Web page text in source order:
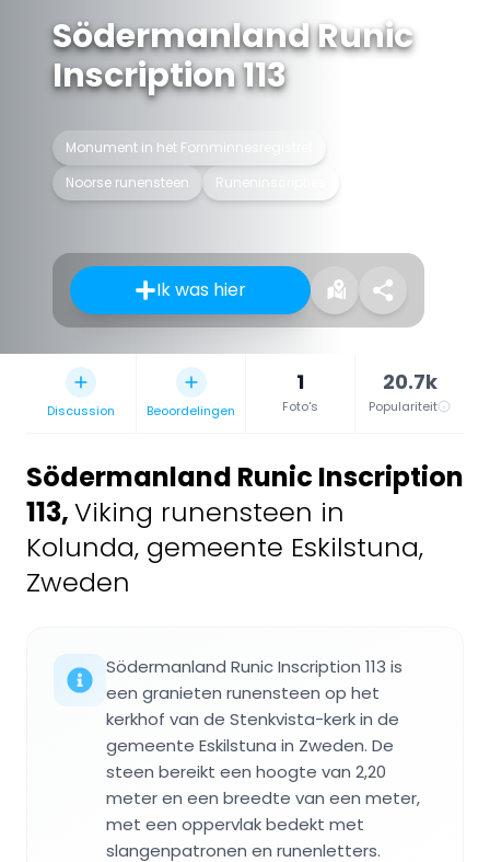
Södermanland Runic
Inscription 113
Monument in het Fornminnesregistret
Noorse runensteen
Runeninscripties
Ik was hier
Discussion Beoordelingen
1
Foto's
20.7k
Populariteit
Södermanland Runic Inscription
113,Viking runensteen in
Kolunda, gemeente Eskilstuna,
Zweden
Södermanland Runic Inscription 113 is
een granieten runensteen op het
kerkhof van de Stenkvista-kerk in de
gemeente Eskilstuna in Zweden. De
steen bereikt een hoogte van 2,20
meter en een breedte van een meter,
met een oppervlak bedekt met
slangenpatronen en runenletters.